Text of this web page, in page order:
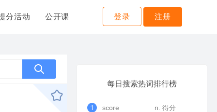
分活动 公开课 登录 注册
每日搜索热词排行榜
score n. 得分